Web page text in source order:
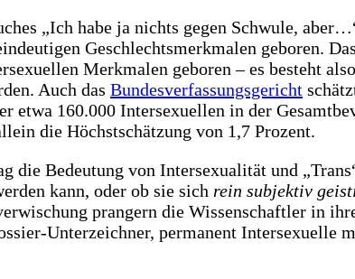
„Ich habe ja nichts gegen Schwule,
Geschlechtsmerkmalen geboren.
Merkmalen geboren – es besteht
Auch das Bundesverfassungsgericht
etwa 160.000 Intersexuellen in der
die Höchstschätzung von 1,7 Prozent.
die Bedeutung von Intersexualität und
kann, oder ob sie sich rein subjektiv
prangern die Wissenschaftler in
Unterzeichner, permanent